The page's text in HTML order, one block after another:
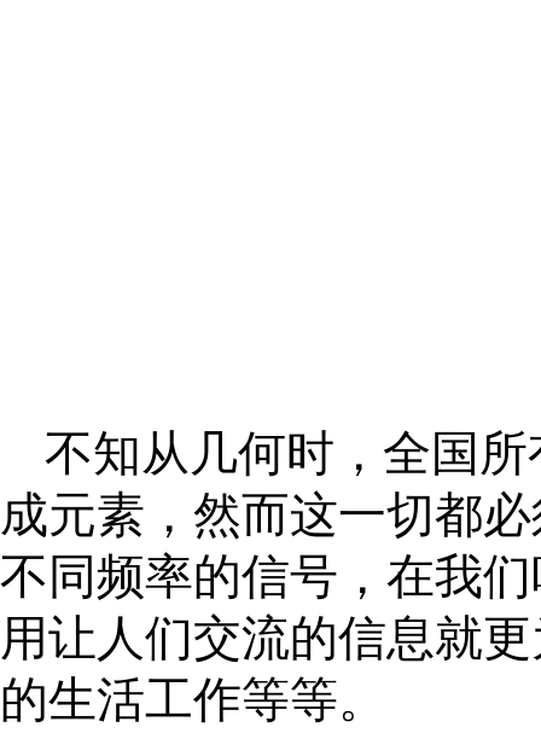
不知从几何时，全国
成元素，然而这一切都
不同频率的信号，在我
用让人们交流的信息就
的生活工作等等。